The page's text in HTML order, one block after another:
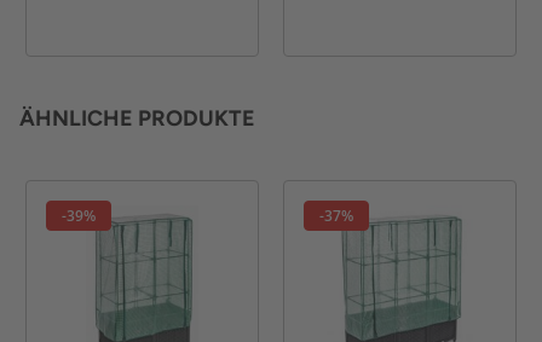
ÄHNLICHE PRODUKTE
-39% -37%